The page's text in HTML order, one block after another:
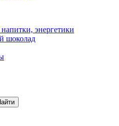
энергетики
шоколад